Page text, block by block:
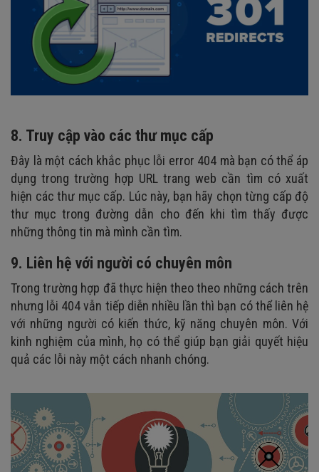
8. Truy cập vào các thư mục cấp
Đây là một cách khắc phục lỗi error 404 mà bạn có thể áp
dụng trong trường hợp URL trang web cần tìm có xuất
hiện các thư mục cấp. Lúc này, bạn hãy chọn từng cấp độ
thư mục trong đường dẫn cho đến khi tìm thấy được
những thông tin mà mình cần tìm.
9. Liên hệ với người có chuyên môn
Trong trường hợp đã thực hiện theo theo những cách trên
nhưng lỗi 404 vẫn tiếp diễn nhiều lần thì bạn có thể liên hệ
với những người có kiến thức, kỹ năng chuyên môn. Với
kinh nghiệm của mình, họ có thể giúp bạn giải quyết hiệu
quả các lỗi này một cách nhanh chóng.